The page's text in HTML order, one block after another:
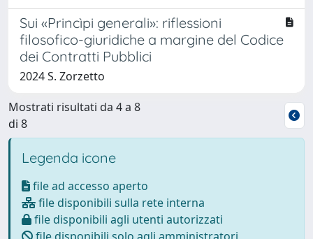
Sui «Princìpi generali»: riflessioni
filosofico-giuridiche a margine del Codice
dei Contratti Pubblici
2024 S. Zorzetto
Mostrati risultati da 4 a 8
di 8
Legenda icone
file ad accesso aperto
file disponibili sulla rete interna
file disponibili agli utenti autorizzati
file disponibili solo agli amministratori